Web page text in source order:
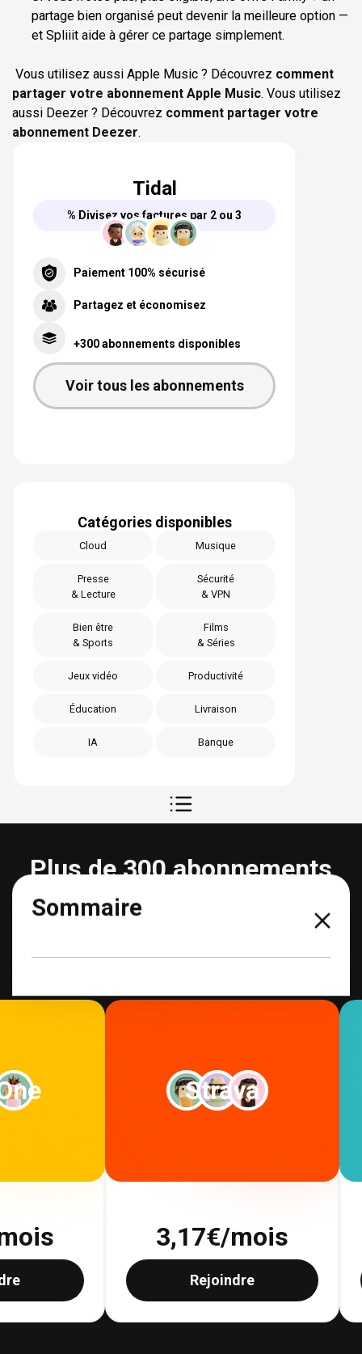
partage bien organisé peut devenir la meilleure option —
et Spliiit aide à gérer ce partage simplement.
‍ Vous utilisez aussi Apple Music ? Découvrez comment
partager votre abonnement Apple Music. Vous utilisez
aussi Deezer ? Découvrez comment partager votre
abonnement Deezer.
Tidal
% Divisez vos factures par 2 ou 3
Paiement 100% sécurisé
Partagez et économisez
+300 abonnements disponibles
Voir tous les abonnements
Catégories disponibles
Cloud Musique
Presse
& Lecture
Sécurité
& VPN
Bien être
& Sports
Films
& Séries
Jeux vidéo Productivité
Éducation Livraison
IA Banque
Sommaire
Plus de 300 abonnements
partageables
Strava
3,17€/mois
Rejoindre